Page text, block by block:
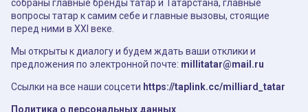
собраны главные бренды татар и Татарстана, главные
вопросы татар к самим себе и главные вызовы, стоящие
перед ними в XXI веке.
Мы открыты к диалогу и будем ждать ваши отклики и
предложения по электронной почте: millitatar@mail.ru
Ссылки на все наши соцсети https://taplink.cc/milliard_tatar
Политика о персональных данных